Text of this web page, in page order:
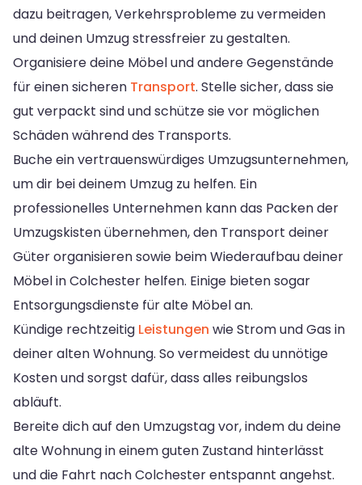
dazu beitragen, Verkehrsprobleme zu vermeiden
und deinen Umzug stressfreier zu gestalten.
Organisiere deine Möbel und andere Gegenstände
für einen sicheren Transport. Stelle sicher, dass sie
gut verpackt sind und schütze sie vor möglichen
Schäden während des Transports.
Buche ein vertrauenswürdiges Umzugsunternehmen,
um dir bei deinem Umzug zu helfen. Ein
professionelles Unternehmen kann das Packen der
Umzugskisten übernehmen, den Transport deiner
Güter organisieren sowie beim Wiederaufbau deiner
Möbel in Colchester helfen. Einige bieten sogar
Entsorgungsdienste für alte Möbel an.
Kündige rechtzeitig Leistungen wie Strom und Gas in
deiner alten Wohnung. So vermeidest du unnötige
Kosten und sorgst dafür, dass alles reibungslos
abläuft.
Bereite dich auf den Umzugstag vor, indem du deine
alte Wohnung in einem guten Zustand hinterlässt
und die Fahrt nach Colchester entspannt angehst.